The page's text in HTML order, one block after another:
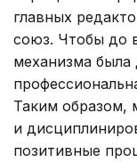
главных
союз. Чтобы до
механизма была
Таким образом,
и
позитивные